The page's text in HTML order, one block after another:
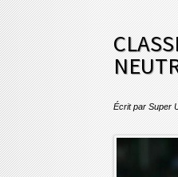
Écrit par Super